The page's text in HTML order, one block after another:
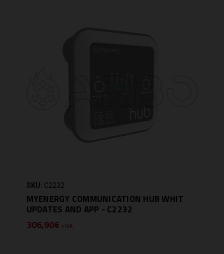
SKU: C2232
MYENERGY COMMUNICATION HUB WHIT
UPDATES AND APP - C2232
306,90€ + IVA